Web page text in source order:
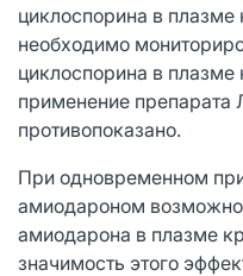
циклоспорина в плазме
необходимо
циклоспорина в
применение препарата
противопоказано.
При одновременном
амиодароном
амиодарона в плазме
значимость этого